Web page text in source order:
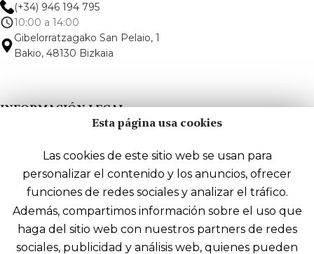
(+34) 946 194 795
10:00 a 14:00
Gibelorratzagako San Pelaio, 1
Bakio, 48130 Bizkaia
INFORMACIÓN LEGAL
Aviso legal
Política de privacidad
Política de cookies
Términos y condiciones de compra
Accesibilidad
Esta página usa cookies
Las cookies de este sitio web se usan para
personalizar el contenido y los anuncios, ofrecer
funciones de redes sociales y analizar el tráfico.
Además, compartimos información sobre el uso que
haga del sitio web con nuestros partners de redes
sociales, publicidad y análisis web, quienes pueden